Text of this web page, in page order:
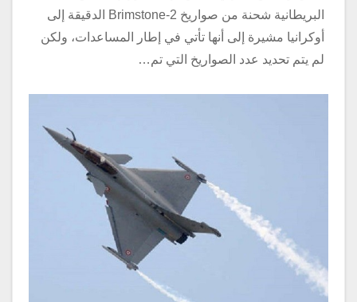
البريطانية شحنة من صواريخ Brimstone-2 الدقيقة إلى
أوكرانيا مشيرة إلى أنها تأتي في إطار المساعدات، ولكن
لم يتم تحديد عدد الصواريخ التي تم…